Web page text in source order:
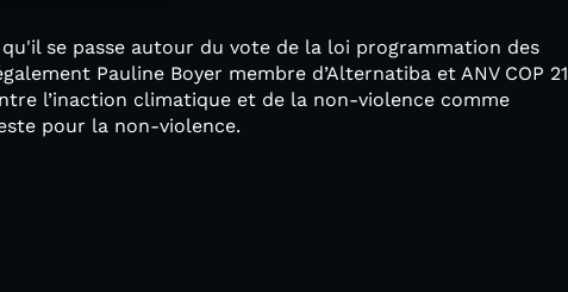
se passe autour du vote de la loi programmation des
Pauline Boyer membre d’Alternatiba et ANV COP 21
l’inaction climatique et de la non-violence comme
pour la non-violence.